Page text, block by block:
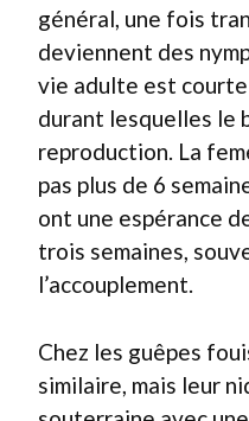
général, une fois
deviennent des
vie adulte est courte
durant lesquelles le
reproduction. La
pas plus de 6
ont une espérance
trois semaines,
l’accouplement.
Chez les guêpes
similaire, mais leur